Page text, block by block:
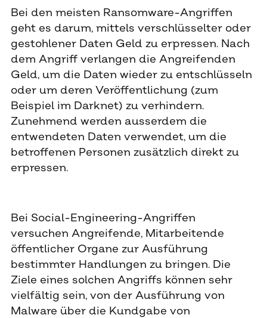
Bei den meisten Ransomware-Angriffen
geht es darum, mittels verschlüsselter oder
gestohlener Daten Geld zu erpressen. Nach
dem Angriff verlangen die Angreifenden
Geld, um die Daten wieder zu entschlüsseln
oder um deren Veröffentlichung (zum
Beispiel im Darknet) zu verhindern.
Zunehmend werden ausserdem die
entwendeten Daten verwendet, um die
betroffenen Personen zusätzlich direkt zu
erpressen.
Bei Social-Engineering-Angriffen
versuchen Angreifende, Mitarbeitende
öffentlicher Organe zur Ausführung
bestimmter Handlungen zu bringen. Die
Ziele eines solchen Angriffs können sehr
vielfältig sein, von der Ausführung von
Malware über die Kundgabe von